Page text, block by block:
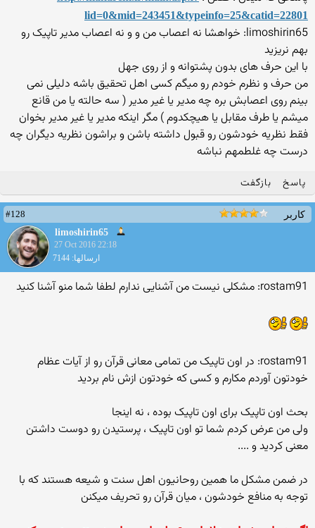
lid=0&mid=243451&typeinfo=25&catid=22801
limoshirin65: خواهشا نه اعصاب من و و نه اعصاب مدیر تاپیک رو
بهم نریزید
با این حرف های بدون پشتوانه و از روی جهل
من حرف و نظرم خودم رو میگم کسی اهل تحقیق باشه دلیلی نمی
بینم روی اعصابش بره چه مدیر یا غیر مدیر ( سه حالته یا من قانع
میشم یا طرف مقابل یا هیچکدوم ) مگر اینکه مدیر یا غیر مدیر بخوان
فقط نظریه خودشون رو قبول داشته باشن و براشون نظریه دیگران چه
درست چه غلطمهم نباشه
پاسخ بازگفت
کاربر
#128
limoshirin65
27 Oct 2016 22:18
ارسالها: 7144
rostam91: مشکلی نیست من آشنایی ندارم لطفا شما منو آشنا کنید
rostam91: در اون تاپیک من تمامی معانی قرآن رو از آیات عظام
خودتون آوردم مکارم و کسی که خودتون ازش نام بردید
بحث اون تاپیک برای اون تاپیک بوده ، نه اینجا
ولی من عرض کردم شما تو اون تاپیک ، پرستیدن رو دوست داشتن
معنی کردید و ....
در ضمن مشکل ما همین روحانیون اهل سنت و شیعه هستند که با
توجه به منافع خودشون ، میان قرآن رو تحریف میکنن